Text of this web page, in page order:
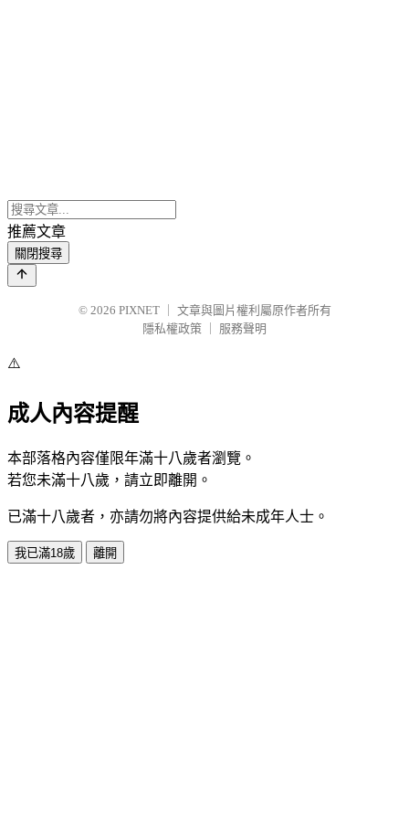
推薦文章
關閉搜尋
© 2026 PIXNET
文章與圖片權利屬原作者所有
隱私權政策
服務聲明
⚠️
成人內容提醒
本部落格內容僅限年滿十八歲者瀏覽。
若您未滿十八歲，請立即離開。
已滿十八歲者，亦請勿將內容提供給未成年人士。
我已滿18歲 離開